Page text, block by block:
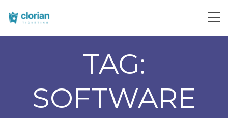
TAG:
SOFTWARE